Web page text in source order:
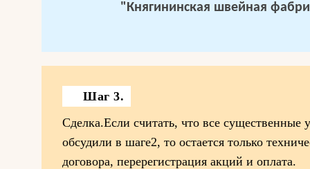
"Княгининская швейная
Шаг 3.
Сделка.Если считать, что все
обсудили в шаге2, то остается только
договора, перерегистрация акций и оплата.